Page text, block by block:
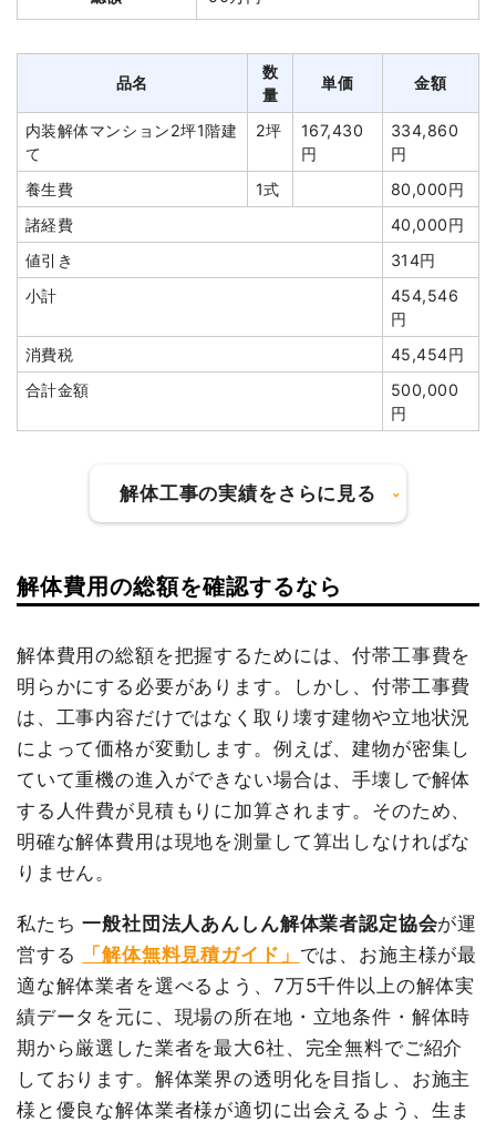
品名 数量 単価
金額
軽量鉄骨造住宅24坪2階建
て
24
37,000
円
888,000円
狭小地加算 1式
100,000円
養生費
円
150,000円
外構撤去 1式
70,000円
円
40,000円
庭石撤去 1式
65,000円
円
40,000円
0円
消費税
円
外階段撤去 2箇所
10,000
20,000円
土間コンクリート撤去 130m²
233,100円
物置撤去
5,000円
諸経費
176,000円
値引き
95,336円
2,536,364
消費税
253,636円
2,790,000円
坪数 39坪
総額 165万円
品名 数量 単価
金額
鉄骨造住宅39坪1階建て
39坪
28,538
円
1,113,000
円
プレハブ事務所3坪1階建
て
3坪
18,000
54,000円
養生費 140m² 650円
91,000円
ブロック塀撤去
8kg
15,000
120,000円
植木・植栽撤去 1台
65,000
65,000円
85,000円
値引き
240円
品名
数
量
単価 金額
内装解体マンション2坪1階建
て
2坪
167,430
円
334,860
円
養生費
1式
80,000円
諸経費
40,000円
値引き
314円
小計
454,546
円
消費税
45,454円
合計金額
500,000
円
解体工事の実績をさらに見る
建物の種類/構造 内装解体店舗1階建て
建物解体費用 274万円
総額 358万円
品名 数量 単価
金額
内装解体店舗85坪1階建
て
85坪
32,235
2,740,000
工
円
養生費 0
0円
植木・植栽撤去
1式
80,000円
諸経費
80,000円
値引き
6,000円
小計
3,254,000
解体費用の総額を確認するなら
解体費用の総額を把握するためには、付帯工事費を
明らかにする必要があります。しかし、付帯工事費
は、工事内容だけではなく取り壊す建物や立地状況
によって価格が変動します。例えば、建物が密集し
ていて重機の進入ができない場合は、手壊しで解体
する人件費が見積もりに加算されます。そのため、
明確な解体費用は現地を測量して算出しなければな
りません。
私たち一般社団法人あんしん解体業者認定協会が運
営する
「解体無料見積ガイド」 では、お施主様が最
適な解体業者を選べるよう、7万5千件以上の解体実
績データを元に、現場の所在地・立地条件・解体時
期から厳選した業者を最大6社、完全無料でご紹介
しております。解体業界の透明化を目指し、お施主
様と優良な解体業者様が適切に出会えるよう、生ま